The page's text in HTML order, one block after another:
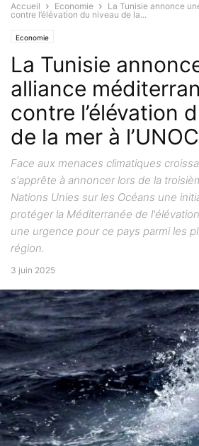
Accueil Economie
La Tunisie annonce
contre l’élévation du niveau de la...
Economie
La Tunisie
alliance
contre l’élévation
de la mer à
Face aux menaces climatiques
s'apprête à annoncer lors de la
Nations Unies sur les Océans une
protéger la Méditerranée de
une urgence pour ce pays parmi les
région.
3 juin 2025